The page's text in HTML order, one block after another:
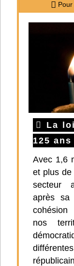
La
125 ans
Avec 1,6
et plus
secteur
après sa
nos